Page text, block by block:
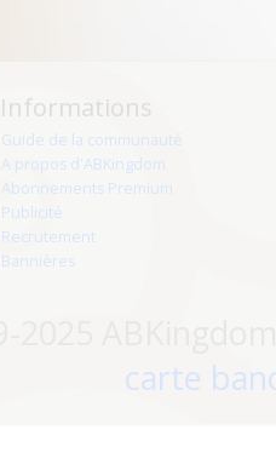
Informations
Guide de la communauté
A propos d'ABKingdom
Abonnements Premium
Publicité
Recrutement
Bannières
carte